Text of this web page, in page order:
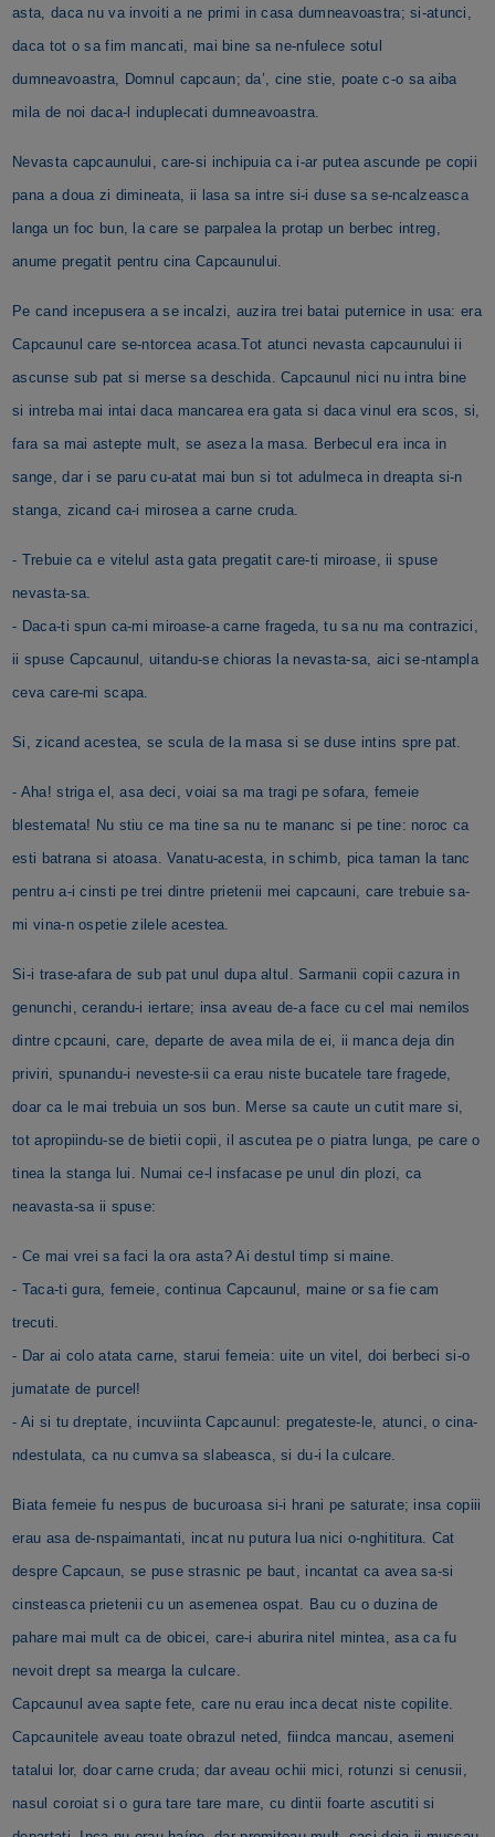
asta, daca nu va invoiti a ne primi in casa dumneavoastra; si-atunci,
daca tot o sa fim mancati, mai bine sa ne-nfulece sotul
dumneavoastra, Domnul capcaun; da’, cine stie, poate c-o sa aiba
mila de noi daca-l induplecati dumneavoastra.
Nevasta capcaunului, care-si inchipuia ca i-ar putea ascunde pe copii
pana a doua zi dimineata, ii lasa sa intre si-i duse sa se-ncalzeasca
langa un foc bun, la care se parpalea la protap un berbec intreg,
anume pregatit pentru cina Capcaunului.
Pe cand incepusera a se incalzi, auzira trei batai puternice in usa: era
Capcaunul care se-ntorcea acasa.Tot atunci nevasta capcaunului ii
ascunse sub pat si merse sa deschida. Capcaunul nici nu intra bine
si intreba mai intai daca mancarea era gata si daca vinul era scos, si,
fara sa mai astepte mult, se aseza la masa. Berbecul era inca in
sange, dar i se paru cu-atat mai bun si tot adulmeca in dreapta si-n
stanga, zicand ca-i mirosea a carne cruda.
- Trebuie ca e vitelul asta gata pregatit care-ti miroase, ii spuse
nevasta-sa.
- Daca-ti spun ca-mi miroase-a carne frageda, tu sa nu ma contrazici,
ii spuse Capcaunul, uitandu-se chioras la nevasta-sa, aici se-ntampla
ceva care-mi scapa.
Si, zicand acestea, se scula de la masa si se duse intins spre pat.
- Aha! striga el, asa deci, voiai sa ma tragi pe sofara, femeie
blestemata! Nu stiu ce ma tine sa nu te mananc si pe tine: noroc ca
esti batrana si atoasa. Vanatu-acesta, in schimb, pica taman la tanc
pentru a-i cinsti pe trei dintre prietenii mei capcauni, care trebuie sa-
mi vina-n ospetie zilele acestea.
Si-i trase-afara de sub pat unul dupa altul. Sarmanii copii cazura in
genunchi, cerandu-i iertare; insa aveau de-a face cu cel mai nemilos
dintre cpcauni, care, departe de avea mila de ei, ii manca deja din
priviri, spunandu-i neveste-sii ca erau niste bucatele tare fragede,
doar ca le mai trebuia un sos bun. Merse sa caute un cutit mare si,
tot apropiindu-se de bietii copii, il ascutea pe o piatra lunga, pe care o
tinea la stanga lui. Numai ce-l insfacase pe unul din plozi, ca
neavasta-sa ii spuse:
- Ce mai vrei sa faci la ora asta? Ai destul timp si maine.
- Taca-ti gura, femeie, continua Capcaunul, maine or sa fie cam
trecuti.
- Dar ai colo atata carne, starui femeia: uite un vitel, doi berbeci si-o
jumatate de purcel!
- Ai si tu dreptate, incuviinta Capcaunul: pregateste-le, atunci, o cina-
ndestulata, ca nu cumva sa slabeasca, si du-i la culcare.
Biata femeie fu nespus de bucuroasa si-i hrani pe saturate; insa copiii
erau asa de-nspaimantati, incat nu putura lua nici o-nghititura. Cat
despre Capcaun, se puse strasnic pe baut, incantat ca avea sa-si
cinsteasca prietenii cu un asemenea ospat. Bau cu o duzina de
pahare mai mult ca de obicei, care-i aburira nitel mintea, asa ca fu
nevoit drept sa mearga la culcare.
Capcaunul avea sapte fete, care nu erau inca decat niste copilite.
Capcaunitele aveau toate obrazul neted, fiindca mancau, asemeni
tatalui lor, doar carne cruda; dar aveau ochii mici, rotunzi si cenusii,
nasul coroiat si o gura tare tare mare, cu dintii foarte ascutiti si